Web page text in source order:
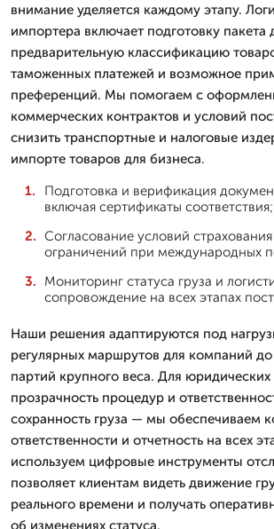
внимание уделяется каждому этапу.
импортера включает подготовку пакета
предварительную классификацию
таможенных платежей и возможное
преференций. Мы помогаем с
коммерческих контрактов и условий
снизить транспортные и налоговые
импорте товаров для бизнеса.
Подготовка и верификация
включая сертификаты соответствия;
Согласование условий
ограничений при международных
Мониторинг статуса груза и
сопровождение на всех этапах
Наши решения адаптируются под
регулярных маршрутов для компаний
партий крупного веса. Для
прозрачность процедур и
сохранность груза — мы обеспечиваем
ответственности и отчетность на всех
используем цифровые инструменты
позволяет клиентам видеть движение
реального времени и получать
об изменениях статуса.